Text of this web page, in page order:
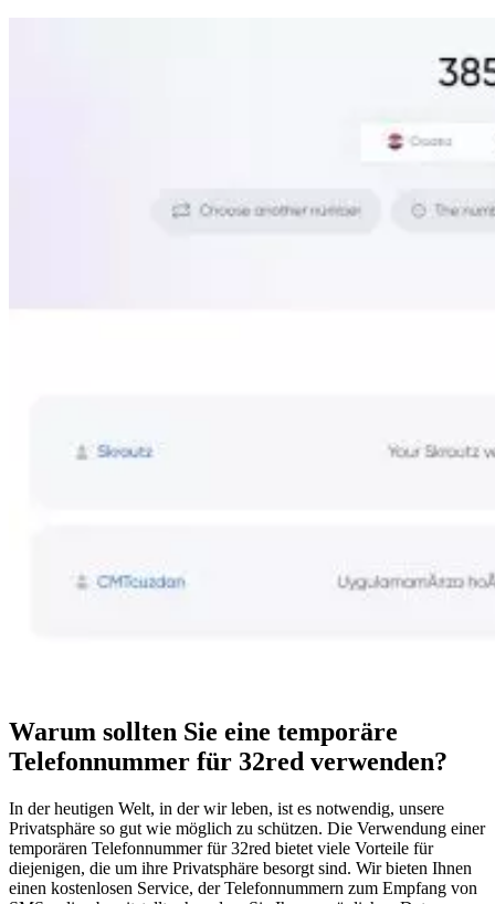
Warum sollten Sie eine temporäre
Telefonnummer für 32red verwenden?
In der heutigen Welt, in der wir leben, ist es notwendig, unsere
Privatsphäre so gut wie möglich zu schützen. Die Verwendung einer
temporären Telefonnummer für 32red bietet viele Vorteile für
diejenigen, die um ihre Privatsphäre besorgt sind. Wir bieten Ihnen
einen kostenlosen Service, der Telefonnummern zum Empfang von